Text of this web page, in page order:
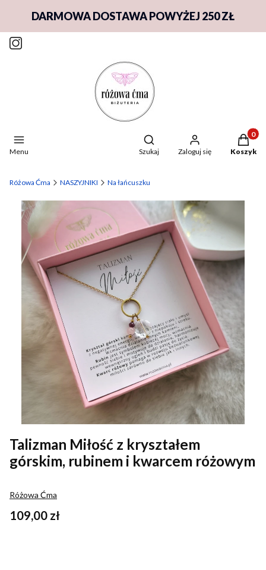
DARMOWA DOSTAWA POWYŻEJ 250 ZŁ
Menu
Otwórz wyszukiwarkę
Szukaj Zaloguj się Koszyk
Różowa Ćma NASZYJNIKI Na łańcuszku
Talizman Miłość z kryształem
górskim, rubinem i kwarcem różowym
Różowa Ćma
Cena
109,00 zł